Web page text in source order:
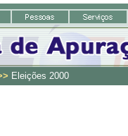
Eleições 2000